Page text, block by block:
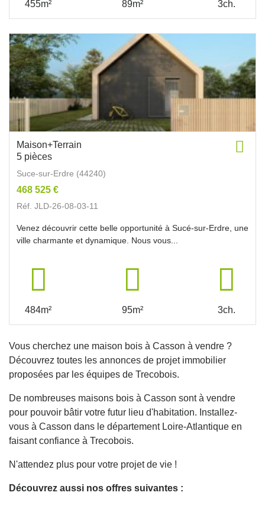
455m² 89m² 3ch.
Maison+Terrain
5 pièces
Suce-sur-Erdre (44240)
468 525 €
Réf. JLD-26-08-03-11
Venez découvrir cette belle opportunité à Sucé-sur-Erdre, une
ville charmante et dynamique. Nous vous...
484m² 95m² 3ch.
Vous cherchez une maison bois à Casson à vendre ?
Découvrez toutes les annonces de projet immobilier
proposées par les équipes de Trecobois.
De nombreuses maisons bois à Casson sont à vendre
pour pouvoir bâtir votre futur lieu d'habitation. Installez-
vous à Casson dans le département Loire-Atlantique en
faisant confiance à Trecobois.
N'attendez plus pour votre projet de vie !
Découvrez aussi nos offres suivantes :